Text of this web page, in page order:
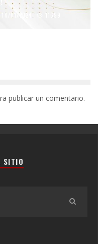
10/01/2024 11699
publicar un comentario.
SITIO